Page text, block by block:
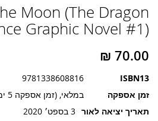
Moon (The Dragon
Graphic Novel #1)
ISBN13
9781338608816
זמן אספקה
במלאי, (זמן אספקה 5 ימי עסקים)
תאריך יציאה לאור 3 בספט׳ 2020
של
גלריית
תמונות
להתחלה
של
גלריית